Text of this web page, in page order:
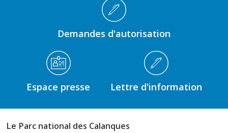
Demandes d'autorisation
Espace presse Lettre d'information
Le Parc national des Calanques